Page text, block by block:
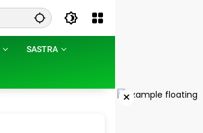
SASTRA
×